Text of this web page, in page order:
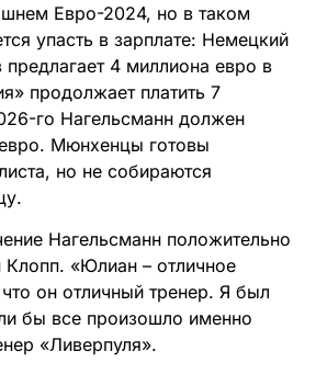
Евро-2024, но в таком
упасть в зарплате: Немецкий
4 миллиона евро в
продолжает платить 7
го Нагельсманн должен
Мюнхенцы готовы
но не собираются
Нагельсманн положительно
«Юлиан – отличное
он отличный тренер. Я был
бы все произошло именно
«Ливерпуля».